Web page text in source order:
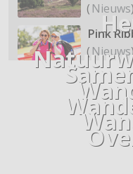
( Nieuws)
(Nieuws